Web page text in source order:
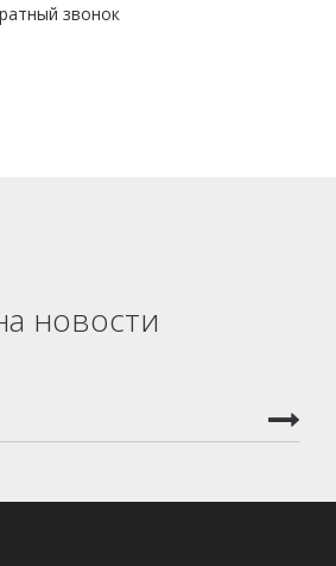
звонок
новости